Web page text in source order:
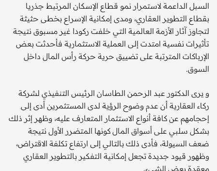
السبل الداعمة لاستمرار نمو قطاع الإسكان المرتبط جذريا
بقطاع التطوير العقاري، ومدى إمكانية الإسراع بخطى حثيثة
لتجاوز آثار الأزمة العالمية التي خلفت ركودا غير مسبوق نتيجة
تأثيرات نفسية امتدت إلى العملية الاستثمارية فأحدثت بعض
الإرباكات المترتبة على تضييق حرية حركة رأس المال داخل
السوق.
و يرى الدكتور عبد الرحمن الطاسان الرئيس التنفيذي لشركة
ركاء العقارية أن عدم وضوح الرؤية لدى المستثمرين أدى إلى
إحجامهم عن كافة أنواع الاستثمار المتعارف عليه، وظهر إثر ذلك
بشكل سلبي على أسواق المال كونها المتضرر الأول نتيجة
ضعف السيولة، فأدى ذلك بالتالي إلى ارتفاع تكلفة الاقتراض،
وظهور قيود جديدة تجعل إمكانية التفكير بالتطوير العقاري
معقدة بعض الشيء.